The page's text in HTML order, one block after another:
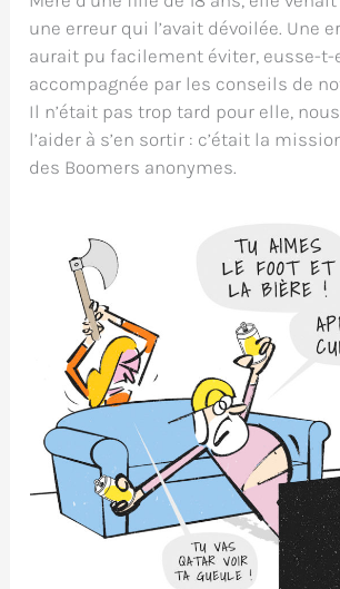
une erreur qui l’avait dévoilée. Une
aurait pu facilement éviter, eusse-t-
accompagnée par les conseils de
Il n’était pas trop tard pour elle,
l’aider à s’en sortir : c’était la
des Boomers anonymes.